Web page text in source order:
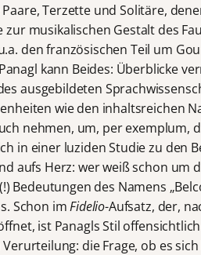
Terzette und Solitäre,
zur musikalischen Gestalt des
den französischen Teil um
kann Beides: Überblicke
ausgebildeten
wie den inhaltsreichen
nehmen, um, per exemplum,
in einer luziden Studie zu den
aufs Herz: wer weiß schon um
Bedeutungen des Namens
Schon imFidelio-Aufsatz, der,
ist Panagls Stil
die Frage, ob es